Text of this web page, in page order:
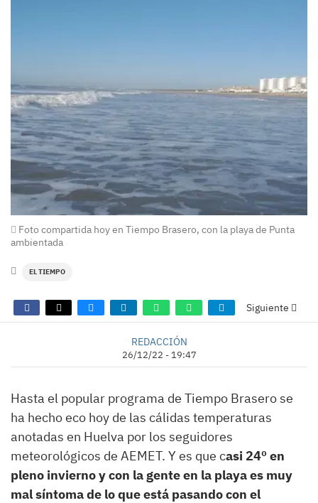
Foto compartida hoy en Tiempo Brasero, con la playa de Punta
ambientada
EL TIEMPO
Siguiente
REDACCIÓN
26/12/22 - 19:47
Hasta el popular programa de Tiempo Brasero se
ha hecho eco hoy de las cálidas temperaturas
anotadas en Huelva por los seguidores
meteorológicos de AEMET. Y es que casi 24º en
pleno invierno y con la gente en la playa es muy
mal síntoma de lo que está pasando con el